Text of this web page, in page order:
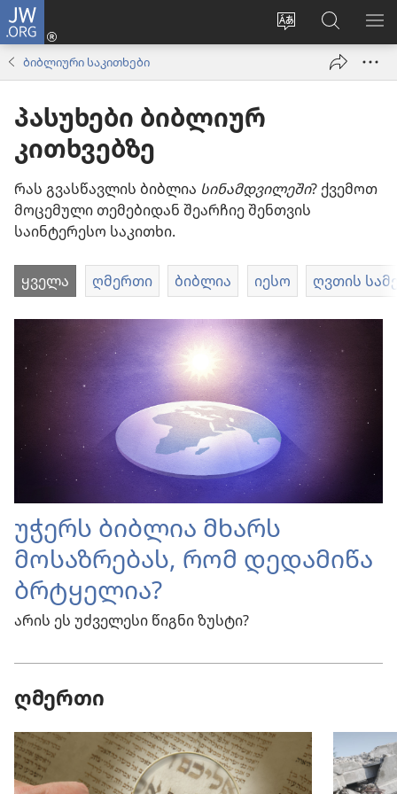
JW.ORG
ვებსაიტის
შეცვლა
შესვლა
(გაიხსნება
ფანჯარა)
ძებნა
JW.ORG
ბიბლიური საკითხები
პასუხები ბიბლიურ
კითხვებზე
რას გვასწავლის ბიბლია სინამდვილეში? ქვემოთ
მოცემული თემებიდან შეარჩიე შენთვის
საინტერესო საკითხი.
ყველა ღმერთი ბიბლია იესო ღვთის
უჭერს ბიბლია მხარს
მოსაზრებას, რომ დედამიწა
ბრტყელია?
არის ეს უძველესი წიგნი ზუსტი?
ღმერთი